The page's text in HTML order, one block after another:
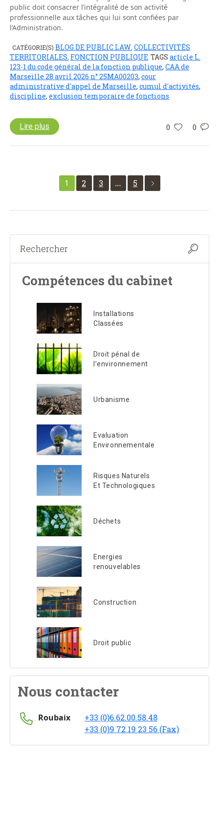
public doit consacrer l’intégralité de son activité
professionnelle aux tâches qui lui sont confiées par
l’Administration.
CATÉGORIE(S) BLOG DE PUBLIC LAW, COLLECTIVITÉS
TERRITORIALES, FONCTION PUBLIQUE TAGS article L.
123-1 du code général de la fonction publique, CAA de
Marseille 28 avril 2026 n° 25MA00203, cour
administrative d'appel de Marseille, cumul d'activités,
discipline, exclusion temporaire de fonctions
0 0
Lire plus
1 2 3 … 5
Compétences du cabinet
Installations
Classées
Droit pénal de
l’environnement
Urbanisme
Evaluation
Environnementale
Risques Naturels
Et Technologiques
Déchets
Energies
renouvelables
Construction
Droit public
Nous contacter
Roubaix
+33 (0)6.62.00.58.48
+33 (0)9 72 19 23 56 (Fax)